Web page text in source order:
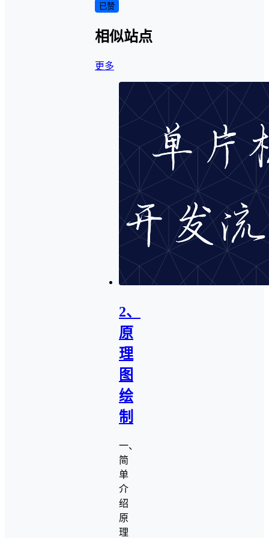
已赞
相似站点
更多
2、
原
理
图
绘
制
一、
简
单
介
绍
原
理